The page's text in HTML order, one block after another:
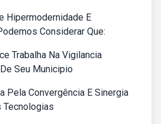
Hipermodernidade E
Considerar Que:
Trabalha Na Vigilancia
Seu Municipio
Pela Convergência E Sinergia
Tecnologias